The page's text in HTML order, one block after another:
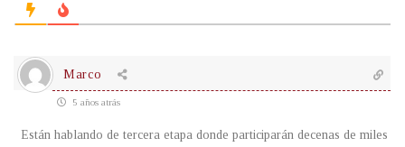
Marco
5 años atrás
Están hablando de tercera etapa donde participarán decenas de miles